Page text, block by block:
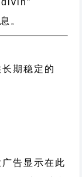
。
期稳定的
告显示在此